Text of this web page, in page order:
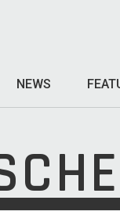
NEWS